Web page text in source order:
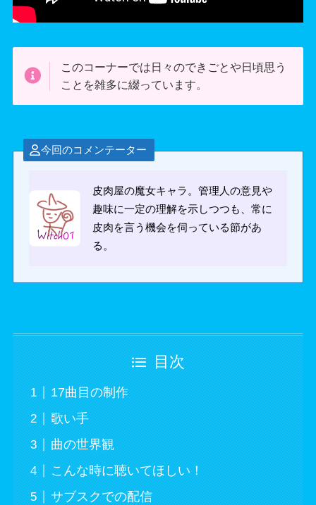
このコーナーでは日々のできごとや日頃思う
ことを雑多に綴っています。
今回のコメンテーター
皮肉屋の魔女キャラ。管理人の意見や
趣味に一定の理解を示しつつも、常に
皮肉を言う機会を伺っている節があ
る。
目次
17曲目の制作
歌い手
曲の世界観
こんな時に聴いてほしい！
サブスクでの配信